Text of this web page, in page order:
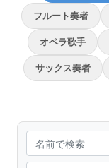
フルート奏者
オペラ歌手
サックス奏者